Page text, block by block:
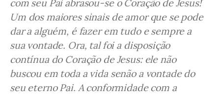
com seu Pai abrasou-se o Coração de Jesus!
Um dos maiores sinais de amor que se pode
dar a alguém, é fazer em tudo e sempre a
sua vontade. Ora, tal foi a disposição
contínua do Coração de Jesus: ele não
buscou em toda a vida senão a vontade do
seu eterno Pai. A conformidade com a